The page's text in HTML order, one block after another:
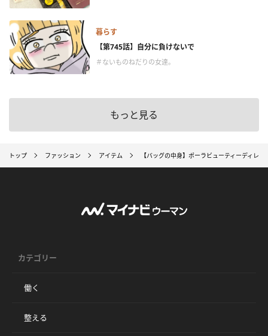
暮らす
【第745話】自分に負けないで
＃ないものねだりの女達。
もっと見る
トップ ファッション アイテム 【バッグの中身】ポーラビューティーディレ
カテゴリー
働く
整える